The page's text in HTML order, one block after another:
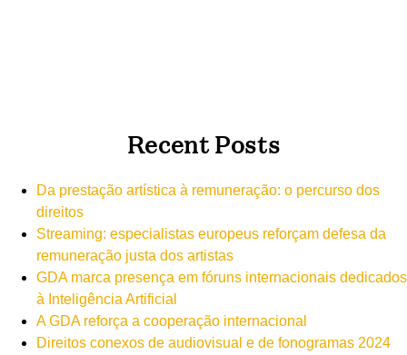
Recent Posts
Da prestação artística à remuneração: o percurso dos
direitos
Streaming: especialistas europeus reforçam defesa da
remuneração justa dos artistas
GDA marca presença em fóruns internacionais dedicados
à Inteligência Artificial
A GDA reforça a cooperação internacional
Direitos conexos de audiovisual e de fonogramas 2024